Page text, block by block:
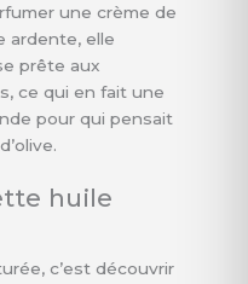
une crème de
ardente, elle
prête aux
ce qui en fait une
pour qui pensait
huile
c’est découvrir